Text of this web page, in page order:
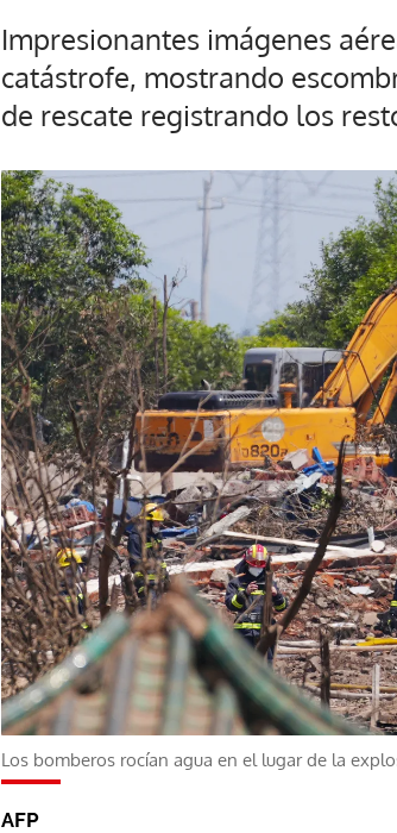
Impresionantes imágenes
catástrofe, mostrando
de rescate registrando los
Los bomberos rocían agua en el lugar de la
AFP